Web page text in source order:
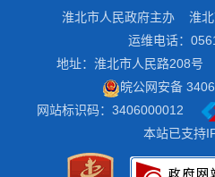
淮北市人民政府主办
淮
运维电话：
地址：淮北市人民路208号
皖公网安备
网站标识码：3406000012
本站已支持